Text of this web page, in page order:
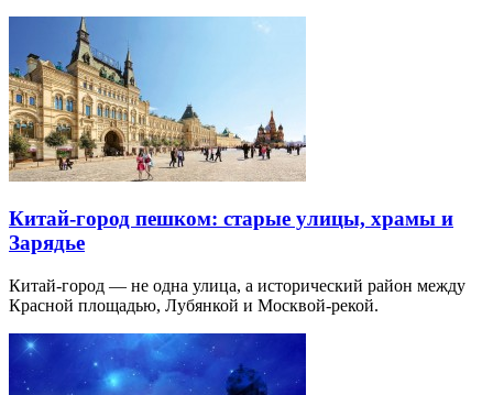
Китай-город пешком: старые улицы, храмы и
Зарядье
Китай-город — не одна улица, а исторический район между
Красной площадью, Лубянкой и Москвой-рекой.